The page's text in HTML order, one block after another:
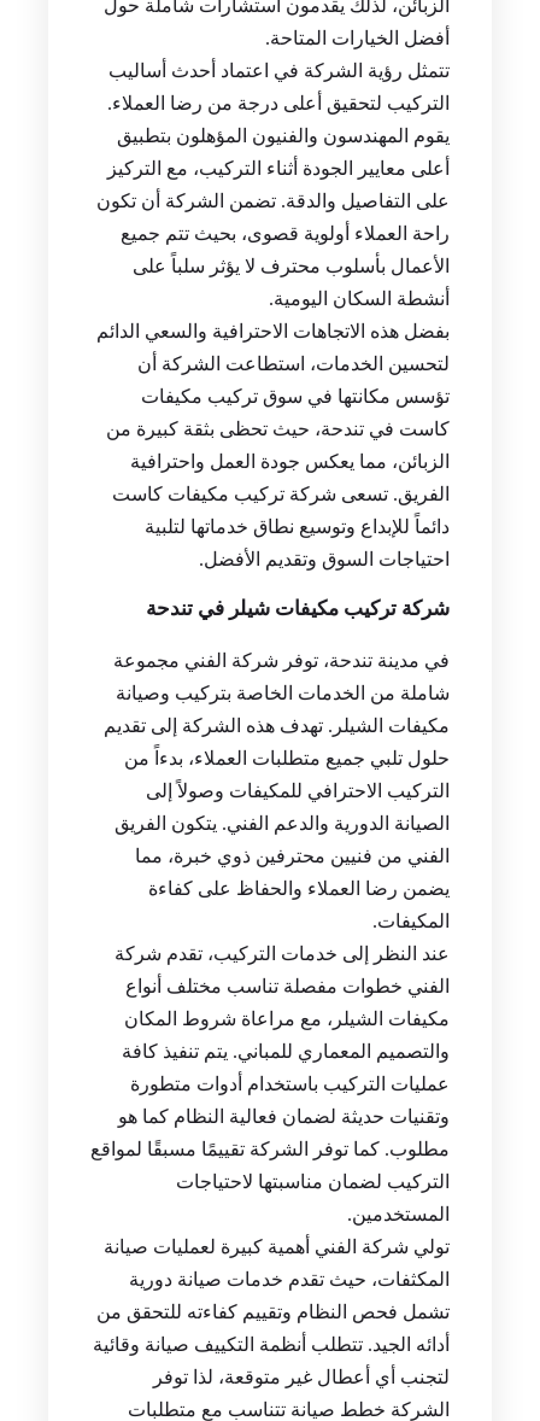
الزبائن، لذلك يقدمون استشارات شاملة حول
أفضل الخيارات المتاحة.
تتمثل رؤية الشركة في اعتماد أحدث أساليب
التركيب لتحقيق أعلى درجة من رضا العملاء.
يقوم المهندسون والفنيون المؤهلون بتطبيق
أعلى معايير الجودة أثناء التركيب، مع التركيز
على التفاصيل والدقة. تضمن الشركة أن تكون
راحة العملاء أولوية قصوى، بحيث تتم جميع
الأعمال بأسلوب محترف لا يؤثر سلباً على
أنشطة السكان اليومية.
بفضل هذه الاتجاهات الاحترافية والسعي الدائم
لتحسين الخدمات، استطاعت الشركة أن
تؤسس مكانتها في سوق تركيب مكيفات
كاست في تندحة، حيث تحظى بثقة كبيرة من
الزبائن، مما يعكس جودة العمل واحترافية
الفريق. تسعى شركة تركيب مكيفات كاست
دائماً للإبداع وتوسيع نطاق خدماتها لتلبية
احتياجات السوق وتقديم الأفضل.
شركة تركيب مكيفات شيلر في تندحة
في مدينة تندحة، توفر شركة الفني مجموعة
شاملة من الخدمات الخاصة بتركيب وصيانة
مكيفات الشيلر. تهدف هذه الشركة إلى تقديم
حلول تلبي جميع متطلبات العملاء، بدءاً من
التركيب الاحترافي للمكيفات وصولاً إلى
الصيانة الدورية والدعم الفني. يتكون الفريق
الفني من فنيين محترفين ذوي خبرة، مما
يضمن رضا العملاء والحفاظ على كفاءة
المكيفات.
عند النظر إلى خدمات التركيب، تقدم شركة
الفني خطوات مفصلة تناسب مختلف أنواع
مكيفات الشيلر، مع مراعاة شروط المكان
والتصميم المعماري للمباني. يتم تنفيذ كافة
عمليات التركيب باستخدام أدوات متطورة
وتقنيات حديثة لضمان فعالية النظام كما هو
مطلوب. كما توفر الشركة تقييمًا مسبقًا لمواقع
التركيب لضمان مناسبتها لاحتياجات
المستخدمين.
تولي شركة الفني أهمية كبيرة لعمليات صيانة
المكثفات، حيث تقدم خدمات صيانة دورية
تشمل فحص النظام وتقييم كفاءته للتحقق من
أدائه الجيد. تتطلب أنظمة التكييف صيانة وقائية
لتجنب أي أعطال غير متوقعة، لذا توفر
الشركة خطط صيانة تتناسب مع متطلبات